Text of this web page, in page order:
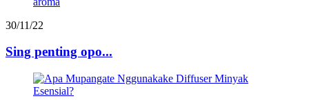
30/11/22
Sing penting opo...